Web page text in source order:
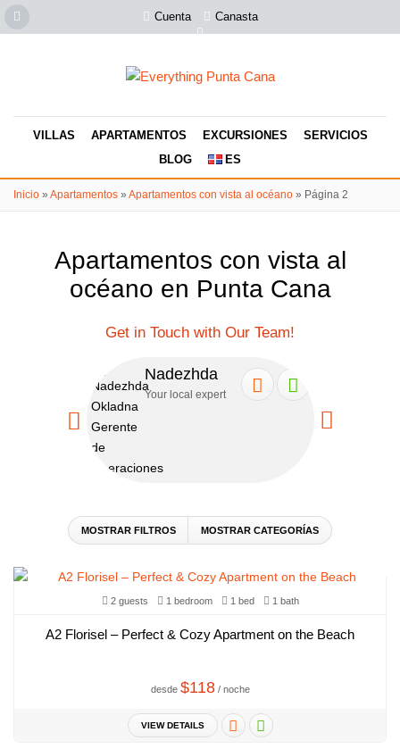
Cuenta Canasta
VILLAS APARTAMENTOS EXCURSIONES
SERVICIOS
BLOG
ES
Inicio » Apartamentos » Apartamentos con vista al océano » Página 2
Apartamentos con vista al
océano en Punta Cana
Get in Touch with Our Team!
Nadezhda
Your local expert
MOSTRAR FILTROS MOSTRAR CATEGORÍAS
2 guests 1 bedroom 1 bed 1 bath
A2 Florisel – Perfect & Cozy Apartment on the Beach
desde $118/ noche
VIEW DETAILS